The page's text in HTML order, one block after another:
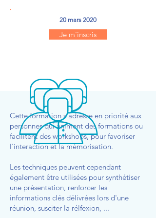
20 mars 2020
Je m'inscris
Cette formation s'adresse en priorité aux
personnes qui animent des formations ou
facilitent des workshops, pour favoriser
l'interaction et la mémorisation.
Les techniques peuvent cependant
également être utilisées pour synthétiser
une présentation, renforcer les
informations clés délivrées lors d'une
réunion, susciter la rélfexion, ...